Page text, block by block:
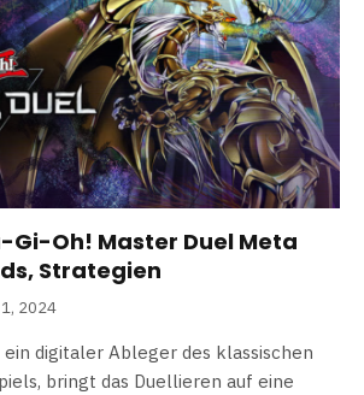
Gi-Oh! Master Duel Meta
Strategien
2024
ein digitaler Ableger des klassischen
bringt das Duellieren auf eine